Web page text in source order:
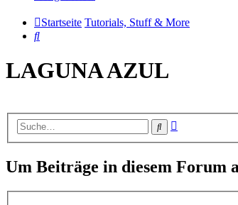
Startseite Tutorials, Stuff & More
Suche
LAGUNA AZUL
Suche
Um Beiträge in diesem Forum